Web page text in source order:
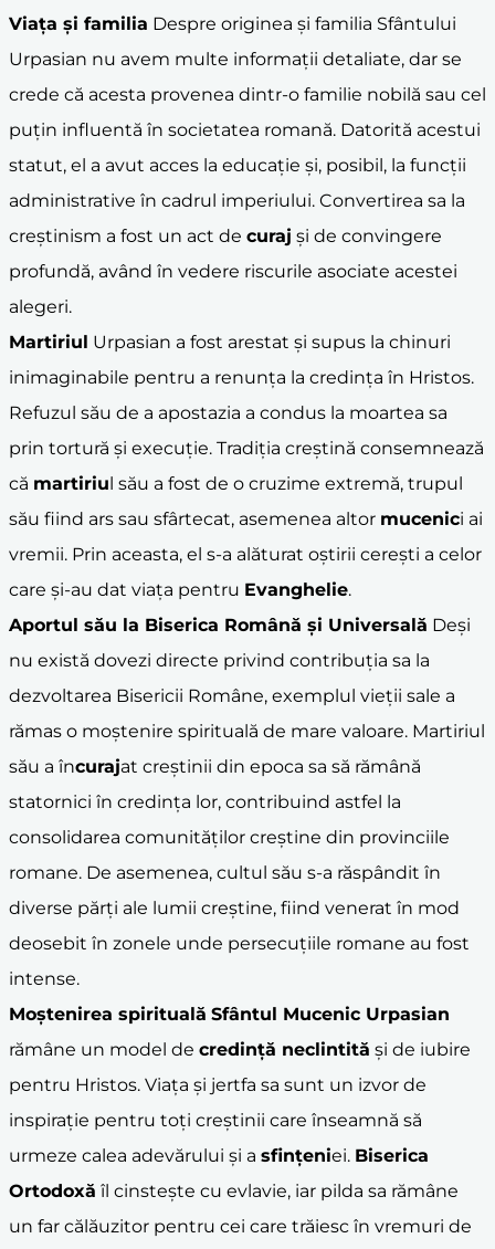
Viața și familia Despre originea și familia Sfântului
Urpasian nu avem multe informații detaliate, dar se
crede că acesta provenea dintr-o familie nobilă sau cel
puțin influentă în societatea romană. Datorită acestui
statut, el a avut acces la educație și, posibil, la funcții
administrative în cadrul imperiului. Convertirea sa la
creștinism a fost un act de curaj și de convingere
profundă, având în vedere riscurile asociate acestei
alegeri.
Martiriul Urpasian a fost arestat și supus la chinuri
inimaginabile pentru a renunța la credința în Hristos.
Refuzul său de a apostazia a condus la moartea sa
prin tortură și execuție. Tradiția creștină consemnează
că martiriul său a fost de o cruzime extremă, trupul
său fiind ars sau sfârtecat, asemenea altor mucenici ai
vremii. Prin aceasta, el s-a alăturat oștirii cerești a celor
care și-au dat viața pentru Evanghelie.
Aportul său la Biserica Română și Universală Deși
nu există dovezi directe privind contribuția sa la
dezvoltarea Bisericii Române, exemplul vieții sale a
rămas o moștenire spirituală de mare valoare. Martiriul
său a încurajat creștinii din epoca sa să rămână
statornici în credința lor, contribuind astfel la
consolidarea comunităților creștine din provinciile
romane. De asemenea, cultul său s-a răspândit în
diverse părți ale lumii creștine, fiind venerat în mod
deosebit în zonele unde persecuțiile romane au fost
intense.
Moștenirea spirituală Sfântul Mucenic Urpasian
rămâne un model de credință neclintită și de iubire
pentru Hristos. Viața și jertfa sa sunt un izvor de
inspirație pentru toți creștinii care înseamnă să
urmeze calea adevărului și a sfințeniei. Biserica
Ortodoxă îl cinstește cu evlavie, iar pilda sa rămâne
un far călăuzitor pentru cei care trăiesc în vremuri de